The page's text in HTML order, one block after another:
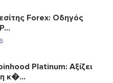
Forex: Οδηγός
Platinum: Αξίζει
κ�...